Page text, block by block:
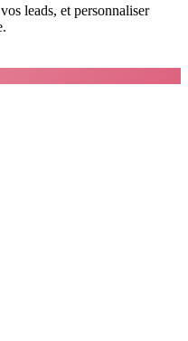
leads, et personnaliser